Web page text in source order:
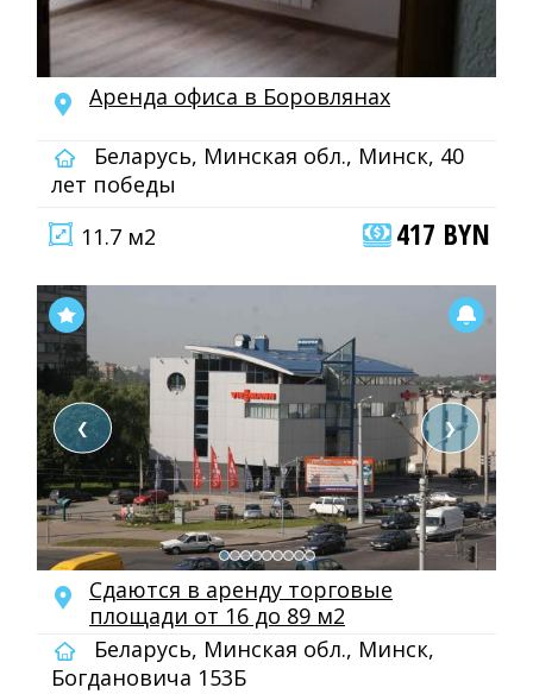
Аренда офиса в Боровлянах
Беларусь, Минская обл., Минск, 40
лет победы
11.7 м2
417 BYN
❮ ❯
Сдаются в аренду торговые
площади от 16 до 89 м2
Беларусь, Минская обл., Минск,
Богдановича 153Б